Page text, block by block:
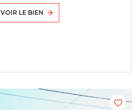
VOIR LE BIEN